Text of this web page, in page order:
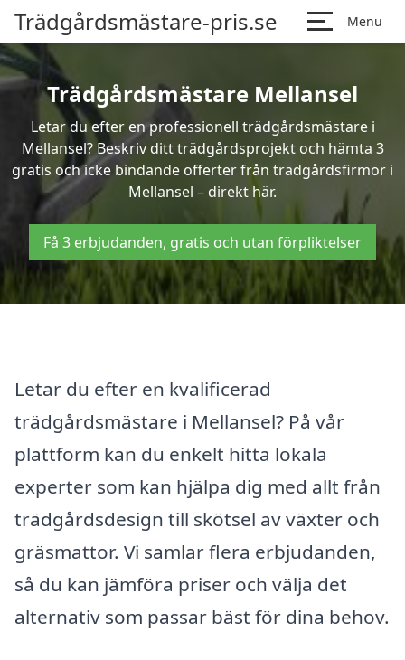
Trädgårdsmästare-pris.se Menu
Trädgårdsmästare Mellansel
Letar du efter en professionell trädgårdsmästare i
Mellansel? Beskriv ditt trädgårdsprojekt och hämta 3
gratis och icke bindande offerter från trädgårdsfirmor i
Mellansel – direkt här.
Få 3 erbjudanden, gratis och utan förpliktelser
Letar du efter en kvalificerad
trädgårdsmästare i Mellansel? På vår
plattform kan du enkelt hitta lokala
experter som kan hjälpa dig med allt från
trädgårdsdesign till skötsel av växter och
gräsmattor. Vi samlar flera erbjudanden,
så du kan jämföra priser och välja det
alternativ som passar bäst för dina behov.